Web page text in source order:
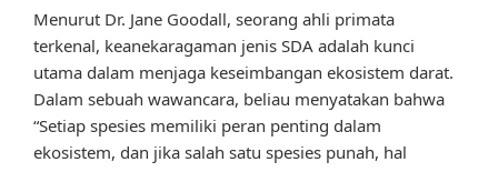
Menurut Dr. Jane Goodall, seorang ahli primata
terkenal, keanekaragaman jenis SDA adalah kunci
utama dalam menjaga keseimbangan ekosistem darat.
Dalam sebuah wawancara, beliau menyatakan bahwa
“Setiap spesies memiliki peran penting dalam
ekosistem, dan jika salah satu spesies punah, hal